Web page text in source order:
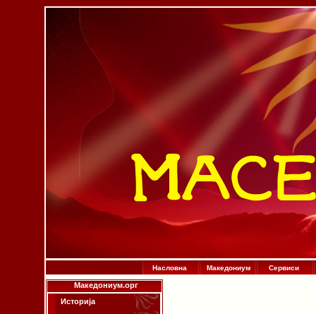
Насловна Македониум Сервиси
Македониум.орг
Историја